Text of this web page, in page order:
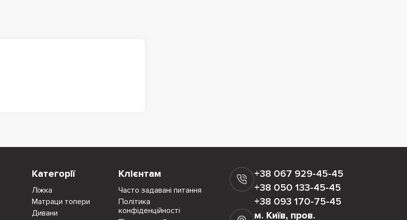
Категорії
Ліжка
Матраци топери
Дивани
Клієнтам
Часто задавані питання
Політика
конфіденційності
+38 067 929-45-45
+38 050 133-45-45
+38 093 170-75-45
м. Київ, пров.